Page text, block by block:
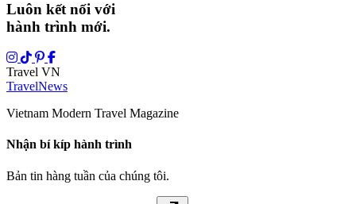
Luôn kết nối với
hành trình mới.
Travel VN
TravelNews
Vietnam Modern Travel Magazine
Nhận bí kíp hành trình
Bản tin hàng tuần của chúng tôi.